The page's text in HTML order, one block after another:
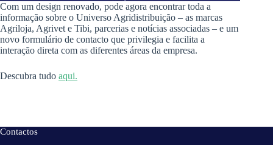
Com um design renovado, pode agora encontrar toda a
informação sobre o Universo Agridistribuição – as marcas
Agriloja, Agrivet e Tibi, parcerias e notícias associadas – e um
novo formulário de contacto que privilegia e facilita a
interação direta com as diferentes áreas da empresa.
Descubra tudo aqui.
Contactos